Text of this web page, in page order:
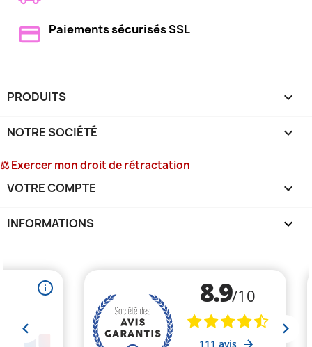
Paiements sécurisés SSL
PRODUITS 
NOTRE SOCIÉTÉ 
⚖ Exercer mon droit de rétractation
VOTRE COMPTE 
INFORMATIONS keyboard_arrow_down